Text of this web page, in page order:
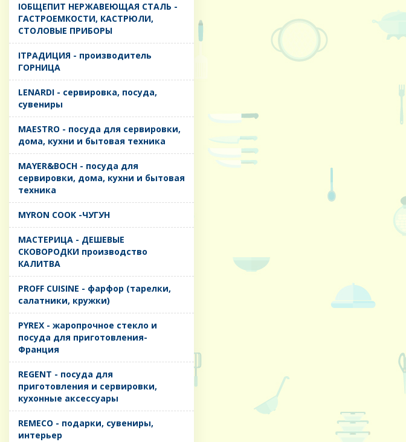
IОБЩЕПИТ НЕРЖАВЕЮЩАЯ СТАЛЬ -
ГАСТРОЕМКОСТИ, КАСТРЮЛИ,
СТОЛОВЫЕ ПРИБОРЫ
IТРАДИЦИЯ - производитель
ГОРНИЦА
LENARDI - сервировка, посуда,
сувениры
MAESTRO - посуда для сервировки,
дома, кухни и бытовая техника
MAYER&BOCH - посуда для
сервировки, дома, кухни и бытовая
техника
MYRON COOK -ЧУГУН
MАСТЕРИЦА - ДЕШЕВЫЕ
СКОВОРОДКИ производство
КАЛИТВА
PROFF CUISINE - фарфор (тарелки,
салатники, кружки)
PYREX - жаропрочное стекло и
посуда для приготовления-
Франция
REGENT - посуда для
приготовления и сервировки,
кухонные аксессуары
REMECO - подарки, сувениры,
интерьер